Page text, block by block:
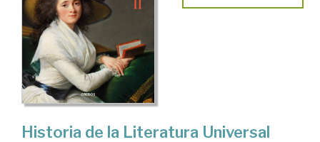
Historia de la Literatura Universal